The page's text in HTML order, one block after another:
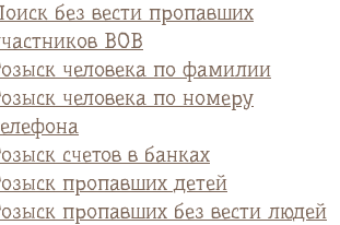
без вести пропавших
ВОВ
человека по фамилии
человека по номеру
счетов в банках
пропавших детей
пропавших без вести людей